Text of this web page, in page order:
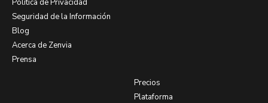
Política de Privacidad
Seguridad de la Información
Blog
Acerca de Zenvia
Prensa
Precios
Plataforma